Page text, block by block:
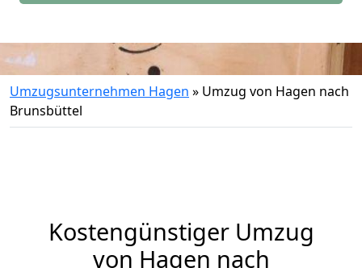
Umzugsunternehmen Hagen » Umzug von Hagen nach
Brunsbüttel
Kostengünstiger Umzug
von Hagen nach